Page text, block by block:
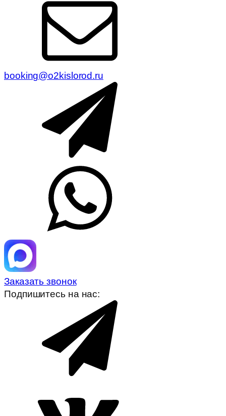
booking@o2kislorod.ru
Заказать звонок
Подпишитесь на нас: